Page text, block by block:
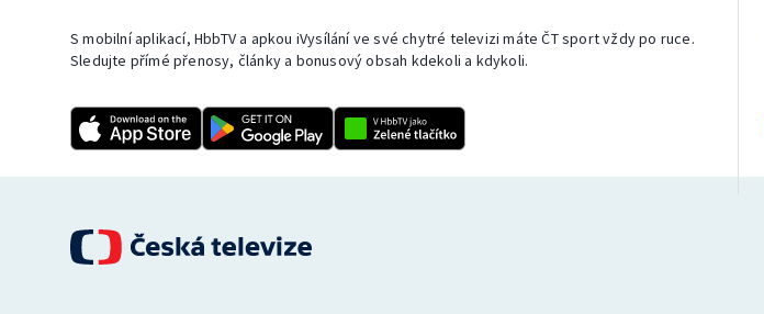
S mobilní aplikací, HbbTV a apkou iVysílání ve své chytré televizi máte ČT sport vždy po ruce.
Sledujte přímé přenosy, články a bonusový obsah kdekoli a kdykoli.